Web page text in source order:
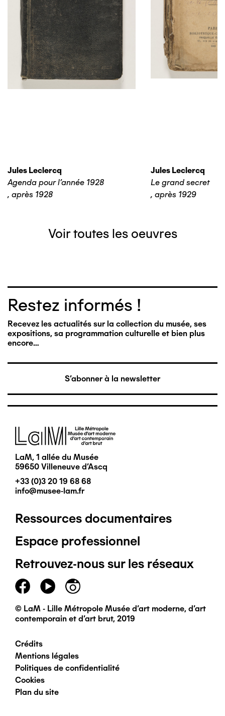
Jules Leclercq
Agenda pour l'année 1928
, après 1928
Jules Leclercq
Le grand secret
, après 1929
Voir toutes les oeuvres
Restez informés !
Recevez les actualités sur la collection du musée, ses
expositions, sa programmation culturelle et bien plus
encore…
S'abonner à la newsletter
Image
LaM, 1 allée du Musée
59650 Villeneuve d'Ascq
+33 (0)3 20 19 68 68
info@musee-lam.fr
Pied
de
page
principal
Ressources documentaires
Espace professionnel
Retrouvez-nous sur les réseaux
© LaM - Lille Métropole Musée d'art moderne, d'art
contemporain et d'art brut, 2019
Pied
de
page
Crédits
Mentions légales
Politiques de confidentialité
Cookies
Plan du site